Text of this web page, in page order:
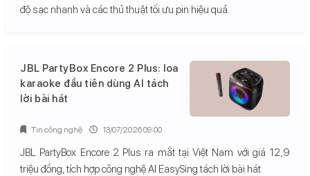
độ sạc nhanh và các thủ thuật tối ưu pin hiệu quả.
JBL PartyBox Encore 2 Plus: loa
karaoke đầu tiên dùng AI tách
lời bài hát
JBL PartyBox Encore 2 Plus ra mắt tại Việt Nam với giá 12,9
triệu đồng, tích hợp công nghệ AI EasySing tách lời bài hát.
Tin công nghệ 13/07/2026 09:00